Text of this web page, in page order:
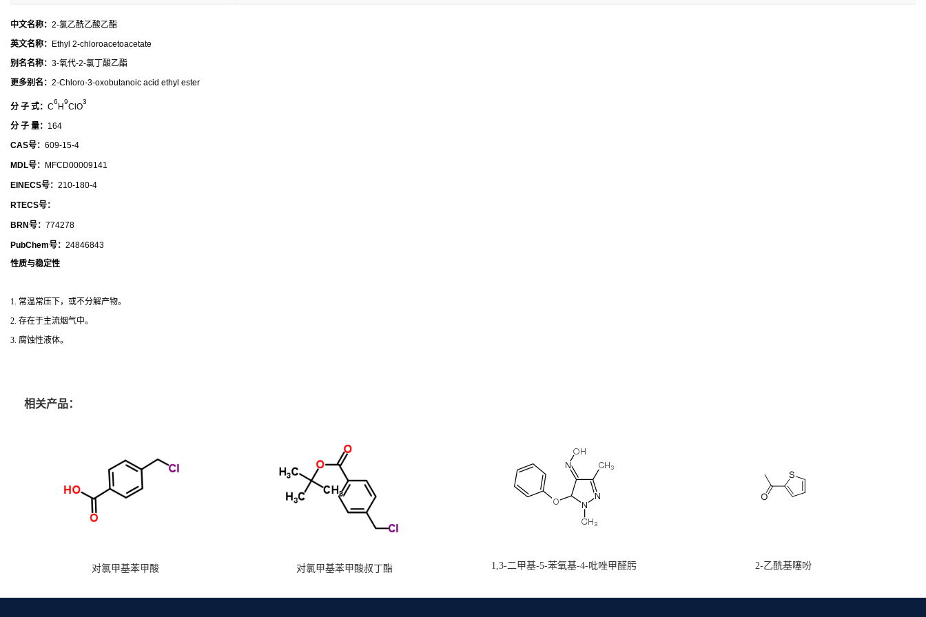
中文名称： 2-氯乙酰乙酸乙酯
英文名称：
Ethyl 2-chloroacetoacetate
别名名称： 3-氧代-2-氯丁酸乙酯
更多别名： 2-Chloro-3-oxobutanoic acid ethyl ester
分 子 式： C
6
H
9
ClO
3
分 子 量： 164
CAS号： 609-15-4
MDL号： MFCD00009141
EINECS号： 210-180-4
RTECS号：
BRN号： 774278
PubChem号： 24846843
性质与稳定性
1. 常温常压下，或不分解产物。
2. 存在于主流烟气中。
3. 腐蚀性液体。
相关产品：
对氯甲基苯甲酸 对氯甲基苯甲酸叔丁酯 1,3-二甲基-5-苯氧基-4-吡唑甲醛肟 2-乙酰基噻吩